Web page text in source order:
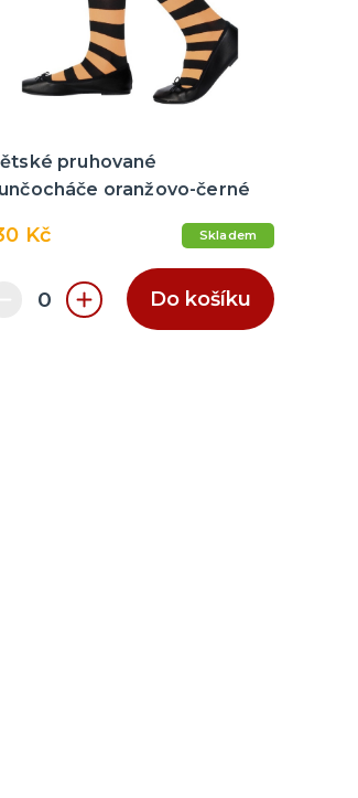
pruhované
oranžovo-černé
Kč Skladem
Do košíku